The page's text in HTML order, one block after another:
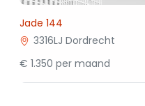
Jade 144
3316LJ Dordrecht
€ 1.350 per maand